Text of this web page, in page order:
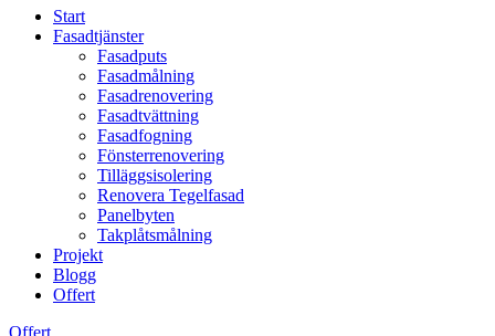
Start
Fasadtjänster
Fasadputs
Fasadmålning
Fasadrenovering
Fasadtvättning
Fasadfogning
Fönsterrenovering
Tilläggsisolering
Renovera Tegelfasad
Panelbyten
Takplåtsmålning
Projekt
Blogg
Offert
Offert